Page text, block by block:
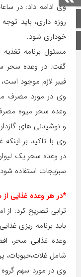
صفحه اصلی
اینستاگرام
وی ادامه داد: در
روزه داری، باید
خوداری شود.
مسئول برنامه تغذیه
گفت: در وعده سحر
فیبر لازم موجود
وی در مورد مصرف
وعده سحر میوه
و نوشیدنی های
وی با تاکید بر
در وعده سحر یک
سبزیجات استفاده
*در هر وعده غذایی
ترابی تصریح کرد: از
باید برنامه ریزی
وعده غذایی سحر،
شامل غلات،حبوبات،
وی در مورد سهم